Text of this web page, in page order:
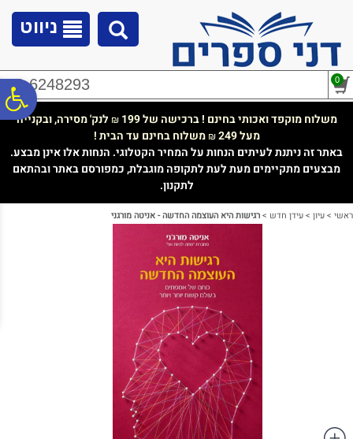
נגישות
ניווט
02-6248293 0
משלוח מוקפד ואכותי בחינם ! ברכישה של 199 ₪ לנק' מסירה, ובקנייה
מעל 249
₪משלוח בחינם עד הבית !
באתר זה ניתנת לעיתים הנחות על המחיר הקטלוגי. הנחות אלו אינן מבצע.
מבצעים מתקיימים מעת לעת לתקופה מוגבלת, כמפורסם באתר ובהתאם
לתקנון.
ראשי >עיון >עידן חדש >רגישות היא העוצמה החדשה - אניטה מורגני